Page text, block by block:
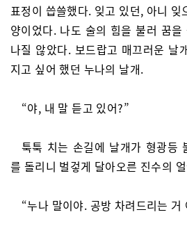
표정이 씁쓸했다. 잊고 있던, 아니 잊
양이었다. 나도 술의 힘을 불러 꿈
나질 않았다. 보드랍고 매끄러운 날
지고 싶어 했던 누나의 날개.
“야, 내 말 듣고 있어?”
툭툭 치는 손길에 날개가 형광등
를 돌리니 벌겋게 달아오른 진수의
“누나 말이야. 공방 차려드리는 거